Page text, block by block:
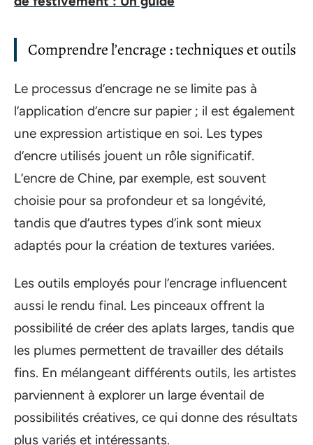
Comprendre l’encrage : techniques et outils
Le processus d’encrage ne se limite pas à
l’application d’encre sur papier ; il est également
une expression artistique en soi. Les types
d’encre utilisés jouent un rôle significatif.
L’encre de Chine, par exemple, est souvent
choisie pour sa profondeur et sa longévité,
tandis que d’autres types d’ink sont mieux
adaptés pour la création de textures variées.
Les outils employés pour l’encrage influencent
aussi le rendu final. Les pinceaux offrent la
possibilité de créer des aplats larges, tandis que
les plumes permettent de travailler des détails
fins. En mélangeant différents outils, les artistes
parviennent à explorer un large éventail de
possibilités créatives, ce qui donne des résultats
plus variés et intéressants.